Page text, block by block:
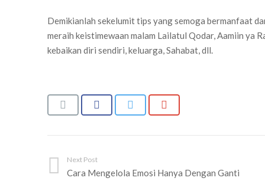
Demikianlah sekelumit tips yang semoga bermanfaat
meraih keistimewaan malam Lailatul Qodar, Aamiin ya
kebaikan diri sendiri, keluarga, Sahabat, dll.
Next Post
Cara Mengelola Emosi Hanya Dengan Ganti